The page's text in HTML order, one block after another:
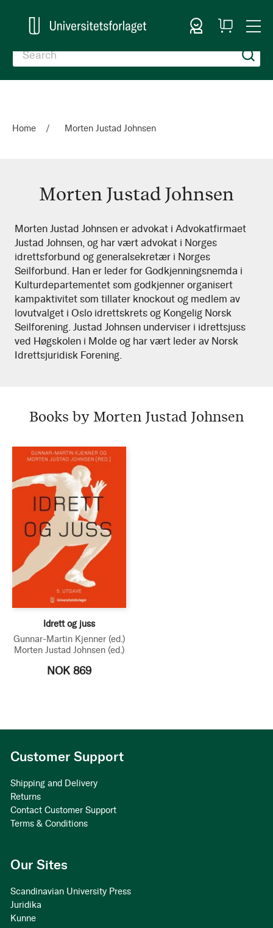
Sign In
My
Cart
Home Morten Justad Johnsen
Morten Justad Johnsen
Morten
Justad
Johnsen
Morten Justad Johnsen er advokat i Advokatfirmaet
Justad Johnsen, og har vært advokat i Norges
idrettsforbund og generalsekretær i Norges
Seilforbund. Han er leder for Godkjenningsnemda i
Kulturdepartementet som godkjenner organisert
kampaktivitet som tillater knockout og medlem av
lovutvalget i Oslo idrettskrets og Kongelig Norsk
Seilforening. Justad Johnsen underviser i idrettsjuss
ved Høgskolen i Molde og har vært leder av Norsk
Idrettsjuridisk Forening.
Books by Morten Justad Johnsen
Idrett og juss
Gunnar-Martin Kjenner (ed.)
Morten Justad Johnsen (ed.)
NOK 869
Customer Support
Shipping and Delivery
Returns
Contact Customer Support
Terms & Conditions
Our Sites
Scandinavian University Press
Juridika
Kunne